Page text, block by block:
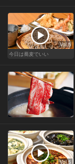
Vol.5
今日は蕎麦でいい
Vol.5